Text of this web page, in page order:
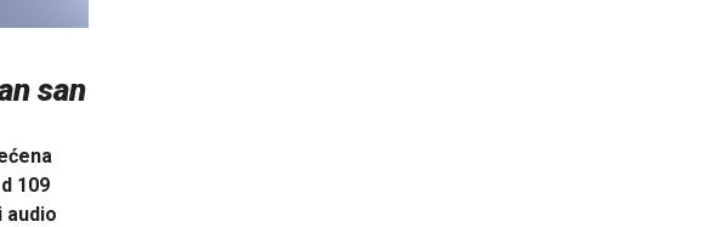
san
109
audio